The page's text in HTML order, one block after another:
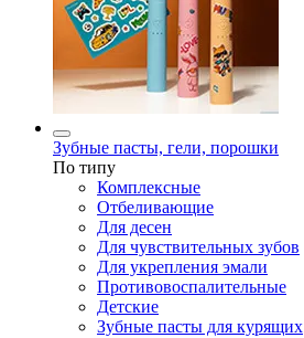
Зубные пасты, гели, порошки
По типу
Комплексные
Отбеливающие
Для десен
Для чувствительных зубов
Для укрепления эмали
Противовоспалительные
Детские
Зубные пасты для курящих